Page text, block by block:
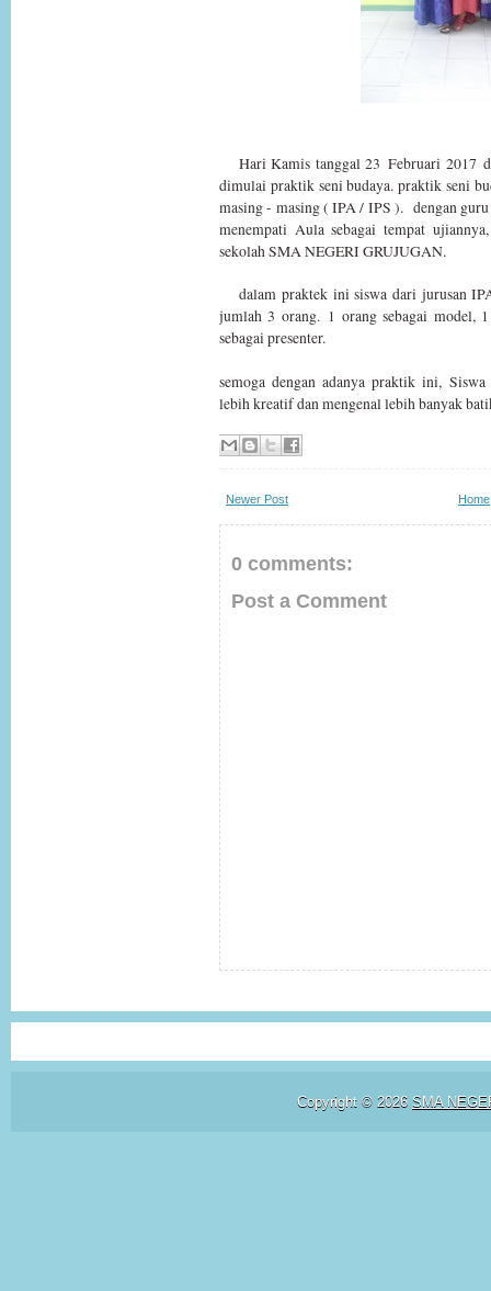
Hari Kamis tanggal 23 Februari 2017
dimulai praktik seni budaya. praktik seni
masing - masing ( IPA / IPS ). dengan
menempati Aula sebagai tempat
sekolah SMA NEGERI GRUJUGAN.
dalam praktek ini siswa dari jurusan
jumlah 3 orang. 1 orang sebagai model,
sebagai presenter.
semoga dengan adanya praktik ini,
lebih kreatif dan mengenal lebih banyak
Newer Post Home
0 comments:
Post a Comment
Copyright © 2026 SMA